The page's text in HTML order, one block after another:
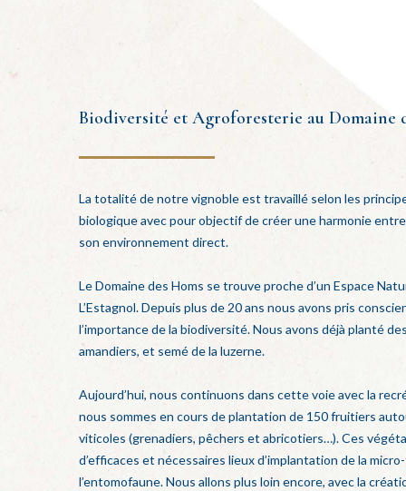
Biodiversité et Agroforesterie au Domaine
La totalité de notre vignoble est travaillé selon les
biologique avec pour objectif de créer une harmonie
son environnement direct.
Le Domaine des Homs se trouve proche d’un Espace
L’Estagnol. Depuis plus de 20 ans nous avons pris
l’importance de la biodiversité. Nous avons déjà planté
amandiers, et semé de la luzerne.
Aujourd’hui, nous continuons dans cette voie avec la
nous sommes en cours de plantation de 150 fruitiers
viticoles (grenadiers, pêchers et abricotiers…). Ces
d’efficaces et nécessaires lieux d’implantation de la
l’entomofaune. Nous allons plus loin encore, avec la